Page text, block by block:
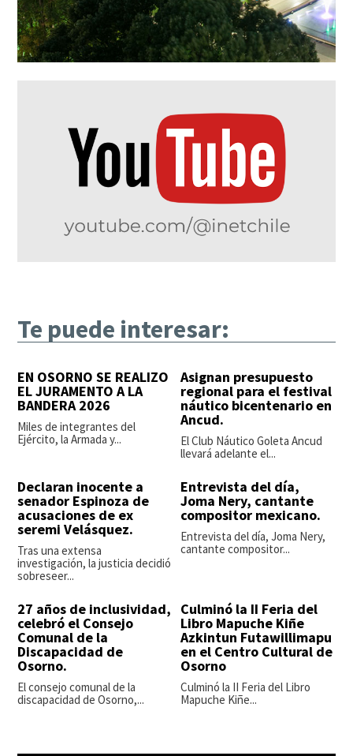
Te puede interesar:
EN OSORNO SE REALIZO
EL JURAMENTO A LA
BANDERA 2026
Miles de integrantes del
Ejército, la Armada y...
Asignan presupuesto
regional para el festival
náutico bicentenario en
Ancud.
El Club Náutico Goleta Ancud
llevará adelante el...
Declaran inocente a
senador Espinoza de
acusaciones de ex
seremi Velásquez.
Tras una extensa
investigación, la justicia decidió
sobreseer...
Entrevista del día,
Joma Nery, cantante
compositor mexicano.
Entrevista del día, Joma Nery,
cantante compositor...
27 años de inclusividad,
celebró el Consejo
Comunal de la
Discapacidad de
Osorno.
El consejo comunal de la
discapacidad de Osorno,...
Culminó la II Feria del
Libro Mapuche Kiñe
Azkintun Futawillimapu
en el Centro Cultural de
Osorno
Culminó la II Feria del Libro
Mapuche Kiñe...